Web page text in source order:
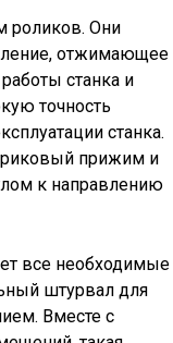
роликов. Они
отжимающее
станка и
точность
станка.
прижим и
к направлению
все необходимые
штурвал для
Вместе с